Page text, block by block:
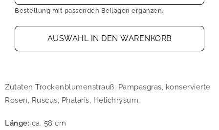
Bestellung mit passenden Beilagen ergänzen.
AUSWAHL IN DEN WARENKORB
Zutaten Trockenblumenstrauß: Pampasgras, konservierte
Rosen, Ruscus, Phalaris, Helichrysum.
Länge: ca. 58 cm